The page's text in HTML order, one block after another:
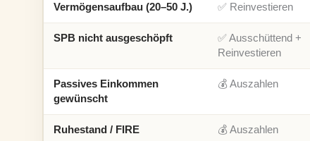
Vermögensaufbau (20–50 J.) ✅ Reinvestieren
SPB nicht ausgeschöpft
✅ Ausschüttend +
Reinvestieren
Passives Einkommen
gewünscht
💰 Auszahlen
Ruhestand / FIRE 💰 Auszahlen